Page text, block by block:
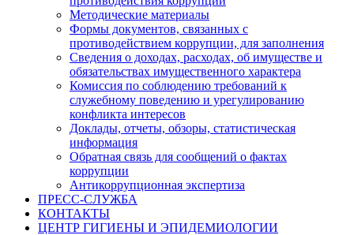
Методические материалы
Формы документов, связанных с
противодействием коррупции, для заполнения
Сведения о доходах, расходах, об имуществе и
обязательствах имущественного характера
Комиссия по соблюдению требований к
служебному поведению и урегулированию
конфликта интересов
Доклады, отчеты, обзоры, статистическая
информация
Обратная связь для сообщений о фактах
коррупции
Антикоррупционная экспертиза
ПРЕСС-СЛУЖБА
КОНТАКТЫ
ЦЕНТР ГИГИЕНЫ И ЭПИДЕМИОЛОГИИ